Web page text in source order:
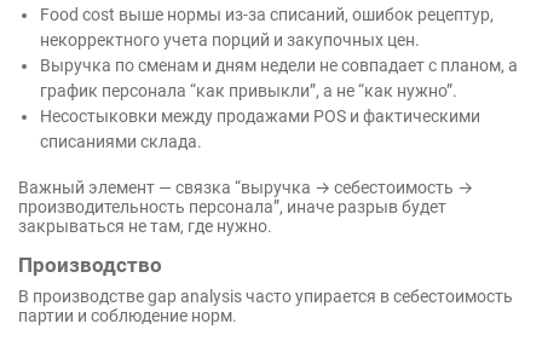
Food cost выше нормы из-за списаний, ошибок рецептур,
некорректного учета порций и закупочных цен.
Выручка по сменам и дням недели не совпадает с планом, а
график персонала “как привыкли”, а не “как нужно”.
Несостыковки между продажами POS и фактическими
списаниями склада.
Важный элемент — связка “выручка → себестоимость →
производительность персонала”, иначе разрыв будет
закрываться не там, где нужно.
Производство
В производстве gap analysis часто упирается в себестоимость
партии и соблюдение норм.